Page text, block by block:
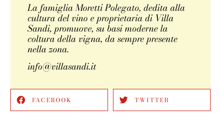
La famiglia Moretti Polegato, dedita alla
cultura del vino e proprietaria di Villa
Sandi, promuove, su basi moderne la
coltura della vigna, da sempre presente
nella zona.
info@villasandi.it
FACEBOOK TWITTER